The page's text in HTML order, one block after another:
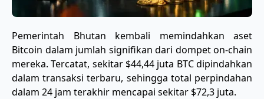
Pemerintah Bhutan kembali memindahkan aset
Bitcoin dalam jumlah signifikan dari dompet on-chain
mereka. Tercatat, sekitar $44,44 juta BTC dipindahkan
dalam transaksi terbaru, sehingga total perpindahan
dalam 24 jam terakhir mencapai sekitar $72,3 juta.